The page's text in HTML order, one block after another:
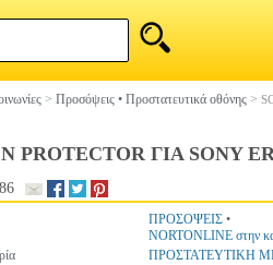
> Προσόψεις • Προστατευτικά οθόνης >
PROTECTOR ΓΙΑ SONY
ΠΡΟΣΟΨΕΙΣ •
NORTONLINE στην
ΠΡΟΣΤΑΤΕΥΤΙΚΗ